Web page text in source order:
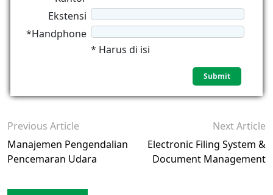
Ekstensi
*Handphone
* Harus di isi
Previous Article
Manajemen Pengendalian
Pencemaran Udara
Next Article
Electronic Filing System &
Document Management